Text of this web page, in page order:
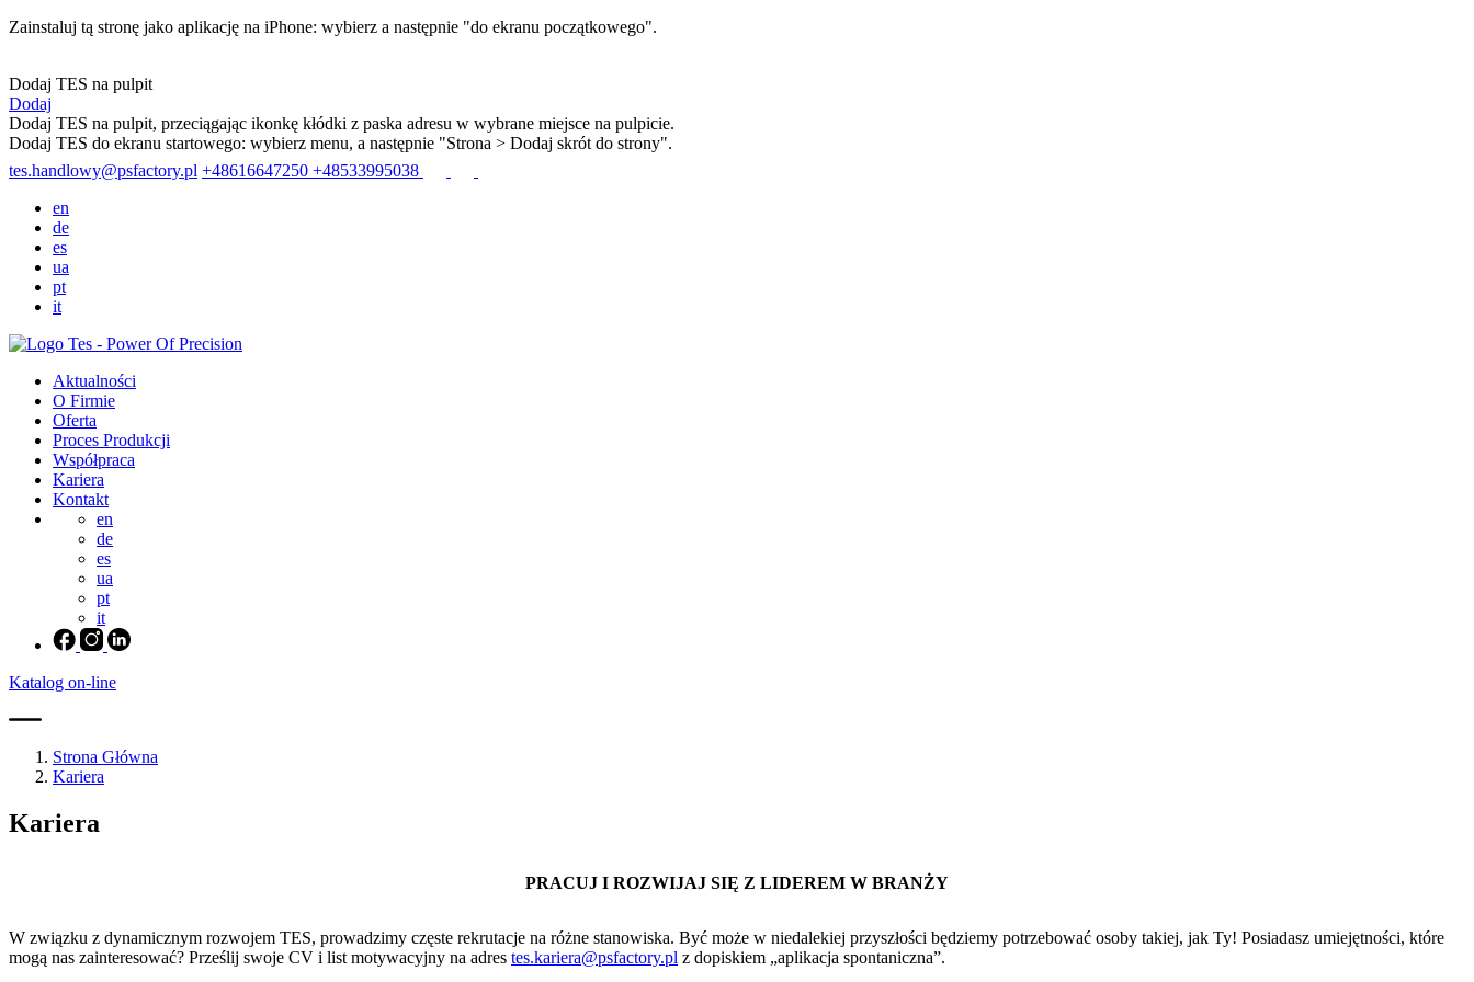
Zainstaluj tą stronę jako aplikację na iPhone: wybierz a następnie "do ekranu początkowego".
Dodaj TES na pulpit
Dodaj
Dodaj TES na pulpit, przeciągając ikonkę kłódki z paska adresu w wybrane miejsce na pulpicie.
Dodaj TES do ekranu startowego: wybierz menu, a następnie "Strona > Dodaj skrót do strony".
tes.handlowy@psfactory.pl +48616647250 +48533995038
en
de
es
ua
pt
it
Aktualności
O Firmie
Oferta
Proces Produkcji
Współpraca
Kariera
Kontakt
en
de
es
ua
pt
it
Katalog on-line
Strona Główna
Kariera
Kariera
PRACUJ I ROZWIJAJ SIĘ Z LIDEREM W BRANŻY
W związku z dynamicznym rozwojem TES, prowadzimy częste rekrutacje na różne stanowiska. Być może w niedalekiej przyszłości będziemy potrzebować osoby takiej, jak Ty! Posiadasz umiejętności, które
mogą nas zainteresować? Prześlij swoje CV i list motywacyjny na adres tes.kariera@psfactory.pl z dopiskiem „aplikacja spontaniczna”.